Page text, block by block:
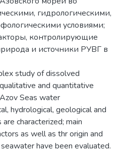
гидрологическими,
условиями;
контролирующие
и источники РУВГ в
study of dissolved
and quantitative
Seas water
hydrological, geological and
characterized; main
as well as thr origin and
have been evaluated.